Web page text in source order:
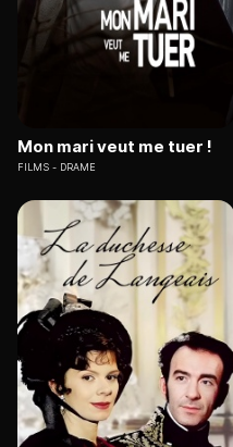
Mon mari veut me tuer !
FILMS DRAME